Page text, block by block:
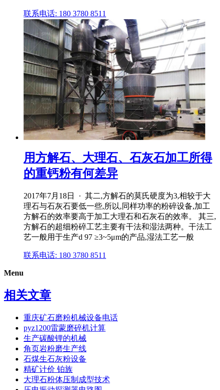
联系电话: 180 3780 8511
用方解石、大理石、石灰石加工所得
的重钙粉有何差异
2017年7月18日 · 其二,方解石的莫氏硬度为3,相较于大
理石与石灰石要低一些,所以,同样功率的粉碎设备,加工
方解石的效率要高于加工大理石和石灰石的效率。 其三,
方解石的超细粉碎工艺主要有干法和湿法两种。干法工
艺一般用于生产d 97 ≥3~5μm的产品,湿法工艺一般
联系电话: 180 3780 8511
Menu
相关文章
重庆矿石磨粉机械设备电话
pyz1200雷蒙磨碎机计算
生产碳酸锂的机械
角页岩粉磨生产线
石煤生石灰粉设备
精矿计价 铂族
大理石粉体压制成型技术